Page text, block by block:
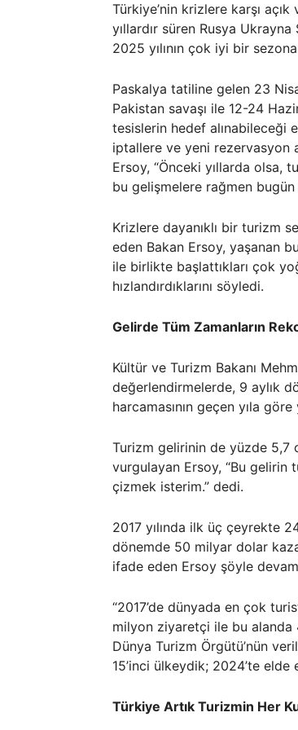
Türkiye’nin krizlere karşı
yıllardır süren Rusya
2025 yılının çok iyi bir
Paskalya tatiline gelen 23
Pakistan savaşı ile 12-24
tesislerin hedef alınabileceği
iptallere ve yeni rezervasyon
Ersoy, “Önceki yıllarda olsa,
bu gelişmelere rağmen
Krizlere dayanıklı bir turizm
eden Bakan Ersoy, yaşanan
ile birlikte başlattıkları çok
hızlandırdıklarını söyledi.
Gelirde Tüm Zamanların
Kültür ve Turizm Bakanı
değerlendirmelerde, 9 aylık
harcamasının geçen yıla
Turizm gelirinin de yüzde 5,7
vurgulayan Ersoy, “Bu gelirin
çizmek isterim.” dedi.
2017 yılında ilk üç çeyrekte
dönemde 50 milyar dolar
ifade eden Ersoy şöyle
“2017’de dünyada en çok
milyon ziyaretçi ile bu alanda
Dünya Turizm Örgütü’nün
15’inci ülkeydik; 2024’te
Türkiye Artık Turizmin Her